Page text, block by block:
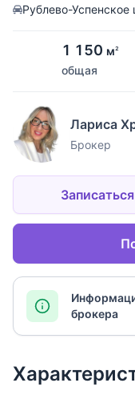
Рублево-Успенское
1 150 м2
общая
Лариса
Брокер
брокера